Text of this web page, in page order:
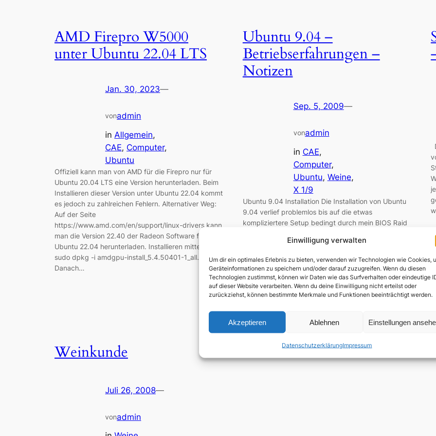
Einwilligung verwalten
Um dir ein optimales Erlebnis zu bieten, verwenden wir Technologien wie Cookies,
Geräteinformationen zu speichern und/oder darauf zuzugreifen. Wenn du diesen
Technologien zustimmst, können wir Daten wie das Surfverhalten oder eindeutige
auf dieser Website verarbeiten. Wenn du deine Einwilligung nicht erteilst oder
zurückziehst, können bestimmte Merkmale und Funktionen beeinträchtigt werden.
Akzeptieren Ablehnen Einstellungen
DatenschutzerklärungImpressum
AMD Firepro W5000
unter Ubuntu 22.04 LTS
Jan. 30, 2023—
vonadmin
in Allgemein
CAE, Computer
Ubuntu
Offiziell kann man von AMD für die Firepro nur für
Ubuntu 20.04 LTS eine Version herunterladen. Beim
Installieren dieser Version unter Ubuntu 22.04 kommt
es jedoch zu zahlreichen Fehlern. Alternativer Weg:
Auf der Seite
https://www.amd.com/en/support/linux-drivers kann
man die Version 22.40 der Radeon Software für
Ubuntu 22.04 herunterladen. Installieren mittels:
sudo dpkg -i amdgpu-install_5.4.50401-1_all.deb
Danach…
Ubuntu 9.04 –
Betriebserfahrungen –
Notizen
Sep. 5, 2009—
vonadmin
in CAE
Computer
Ubuntu, Weine
X 1/9
Ubuntu 9.04 Installation Die Installation von Ubuntu
9.04 verlief problemlos bis auf die etwas
kompliziertere Setup bedingt durch mein BIOS Raid
hat mir dabei sehr geholfen. Selbst der GRUB
parallel booten können. Gute Antworten findet man
im deutschen Ubuntu Wiki. Root…
Weinkunde
Juli 26, 2008—
vonadmin